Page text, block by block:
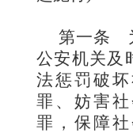
第一条
公安机关及
法惩罚破
罪、妨害
罪，保障